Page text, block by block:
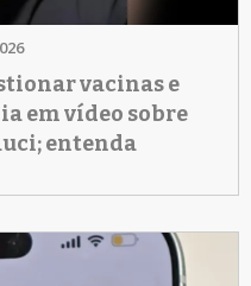
vacinas e
em vídeo sobre
entenda